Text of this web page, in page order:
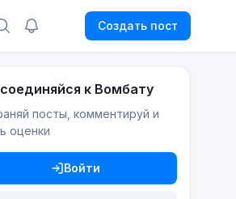
Создать пост
к Вомбату
посты, комментируй и
оценки
Войти